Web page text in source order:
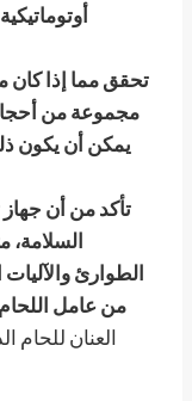
تحقق مما إذا كان
مجموعة من
يمكن أن يكون
تأكد من أن
الطوارئ
من عامل
العنان للحام